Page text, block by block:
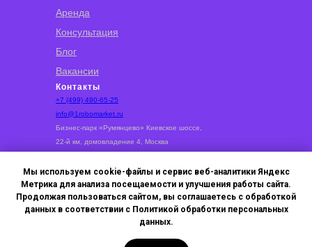
Аренда
Консультация
Блог
Вакансии
Контакты
+7 (499) 490-65-25
info@1robomarket.ru
Бизнес‑парк «Румянцево» Киевское шоссе,
22‑й км, домовладение 4, Москва
Мы используем cookie-файлы и сервис веб-аналитики Яндекс
Метрика для анализа посещаемости и улучшения работы сайта.
Продолжая пользоваться сайтом, вы соглашаетесь с обработкой
данных в соответствии с Политикой обработки персональных
данных.